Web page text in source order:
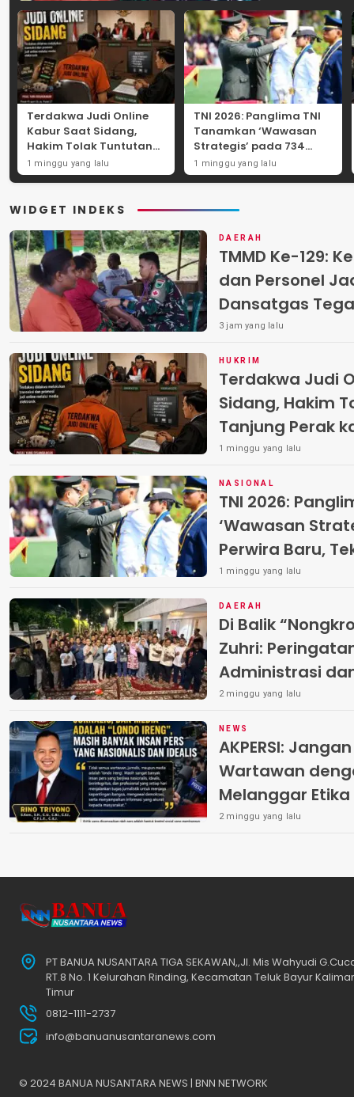
Terdakwa Judi Online
Kabur Saat Sidang,
Hakim Tolak Tuntutan
JPU Tanjung Perak
karena Gagal Hadirkan
1 minggu yang lalu
TNI 2026: Panglima TNI
Tanamkan ‘Wawasan
Strategis’ pada 734
Perwira Baru, Tekankan
Netralitas dan
1 minggu yang lalu
WIDGET INDEKS
DAERAH
TMMD Ke-129:
dan Personel
Dansatgas
Nyata
3 jam yang lalu
HUKRIM
Terdakwa Judi
Sidang, Hakim
Tanjung Perak
Hadirkan
1 minggu yang lalu
NASIONAL
TNI 2026:
‘Wawasan
Perwira Baru,
dan Integritas
1 minggu yang lalu
DAERAH
Di Balik
Zuhri:
Administrasi
Warga di
2 minggu yang lalu
NEWS
AKPERSI:
Wartawan
Melanggar
2 minggu yang lalu
PT BANUA NUSANTARA TIGA SEKAWAN,,Jl. Mis Wahyudi
RT.8 No. 1 Kelurahan Rinding, Kecamatan Teluk Bayur
Timur
0812-1111-2737
info@banuanusantaranews.com
© 2024 BANUA NUSANTARA NEWS | BNN NETWORK